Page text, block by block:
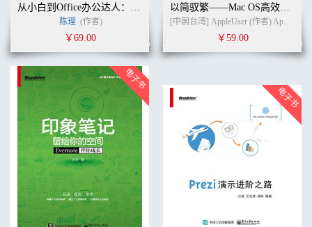
从小白到Office办公达人：职场必备WPS秘籍（全彩）
陈理 (作者)
￥69.00
以简驭繁——Mac OS高效工作100招
[中国台湾] AppleUser (作者) AppleUser (译者)
￥59.00